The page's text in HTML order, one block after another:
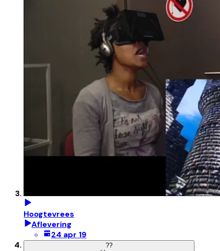
Hoogtevrees
Aflevering
24 apr 19
??